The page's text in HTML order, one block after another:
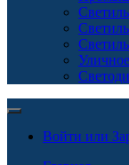
Войти или